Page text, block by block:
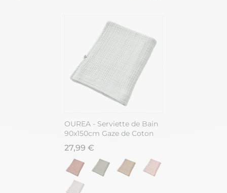
OUREA - Serviette de Bain
90x150cm Gaze de Coton
Eucalyptus
27,99 €